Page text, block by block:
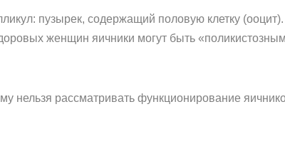
пузырек, содержащий половую клетку
женщин яичники могут быть
нельзя рассматривать функционирование